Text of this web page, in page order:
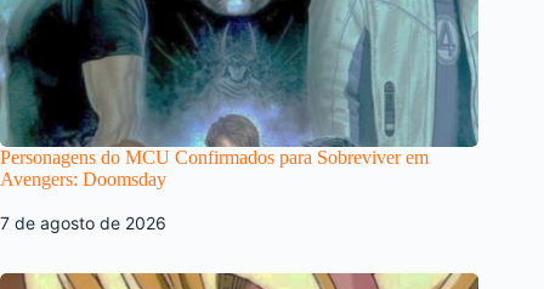
Personagens do MCU Confirmados para Sobreviver em
Avengers: Doomsday
7 de agosto de 2026